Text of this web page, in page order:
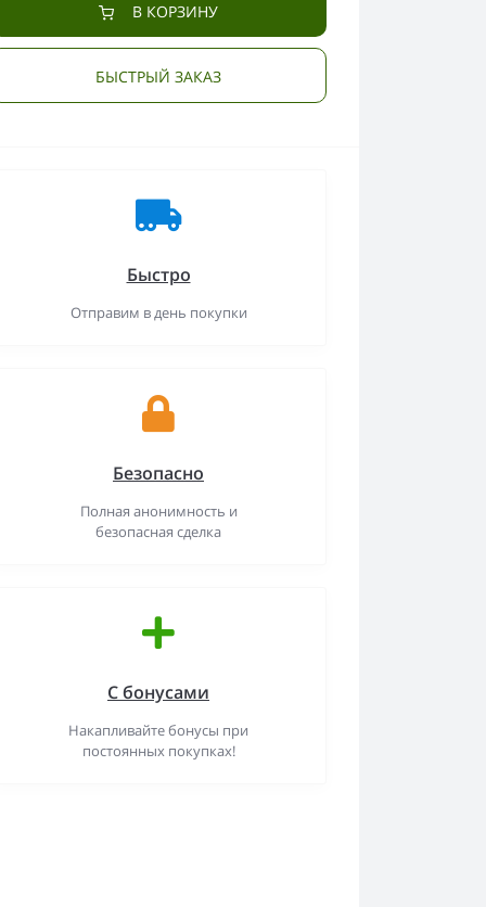
В КОРЗИНУ
БЫСТРЫЙ ЗАКАЗ
Быстро
Отправим в день покупки
Безопасно
Полная анонимность и
безопасная сделка
С бонусами
Накапливайте бонусы при
постоянных покупках!